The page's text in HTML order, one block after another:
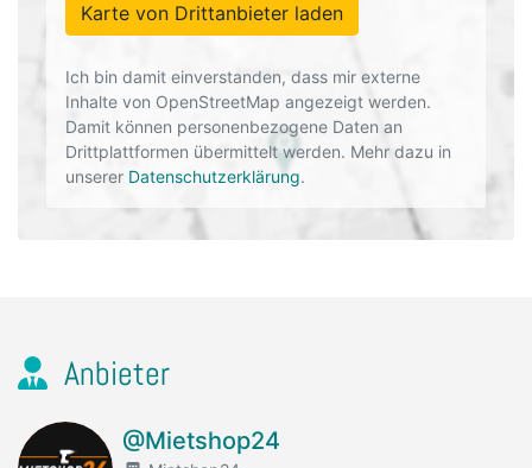
Karte von Drittanbieter laden
Ich bin damit einverstanden, dass mir externe
Inhalte von OpenStreetMap angezeigt werden.
Damit können personenbezogene Daten an
Drittplattformen übermittelt werden. Mehr dazu in
unserer Datenschutzerklärung.
Anbieter
@Mietshop24